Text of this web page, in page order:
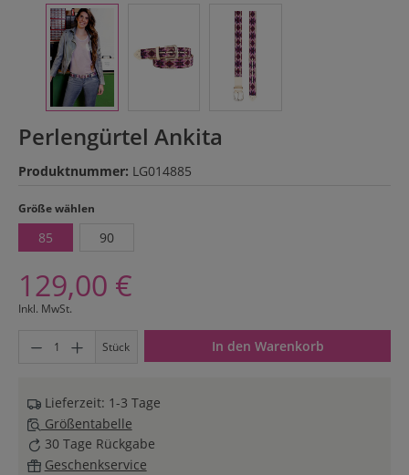
Perlengürtel Ankita
Produktnummer: LG014885
Größe wählen
85
90
129,00 €
Inkl. MwSt.
Produkt Anzahl: Gib den gewünschten Wert ein oder
Stück In den Warenkorb
Lieferzeit: 1-3 Tage
Größentabelle
30 Tage Rückgabe
Geschenkservice